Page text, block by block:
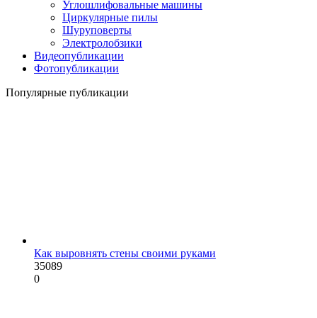
Углошлифовальные машины
Циркулярные пилы
Шуруповерты
Электролобзики
Видеопубликации
Фотопубликации
Популярные публикации
Как выровнять стены своими руками
35089
0